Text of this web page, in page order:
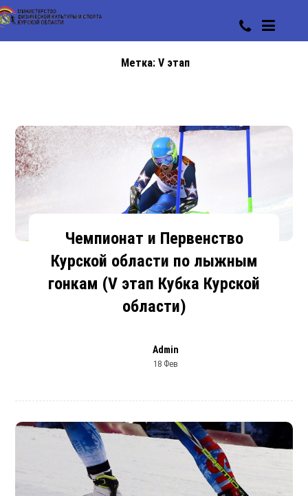
Метка: V этап
Чемпионат и Первенство
Курской области по лыжным
гонкам (V этап Кубка Курской
области)
Admin
18 Фев